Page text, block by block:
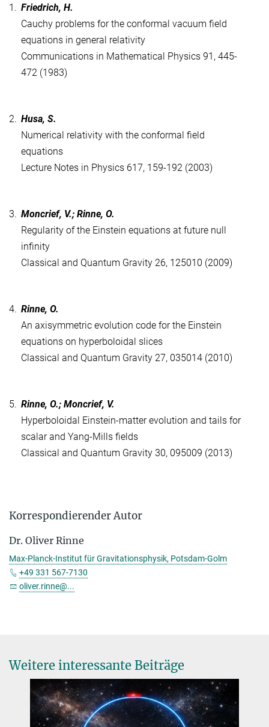
1. Friedrich, H.
Cauchy problems for the conformal vacuum field
equations in general relativity
Communications in Mathematical Physics 91, 445-
472 (1983)
2. Husa, S.
Numerical relativity with the conformal field
equations
Lecture Notes in Physics 617, 159-192 (2003)
3. Moncrief, V.; Rinne, O.
Regularity of the Einstein equations at future null
infinity
Classical and Quantum Gravity 26, 125010 (2009)
4. Rinne, O.
An axisymmetric evolution code for the Einstein
equations on hyperboloidal slices
Classical and Quantum Gravity 27, 035014 (2010)
5. Rinne, O.; Moncrief, V.
Hyperboloidal Einstein-matter evolution and tails for
scalar and Yang-Mills fields
Classical and Quantum Gravity 30, 095009 (2013)
Korrespondierender Autor
Dr. Oliver Rinne
Max-Planck-Institut für Gravitationsphysik, Potsdam-Golm
+49 331 567-7130
oliver.rinne@...
Weitere interessante Beiträge